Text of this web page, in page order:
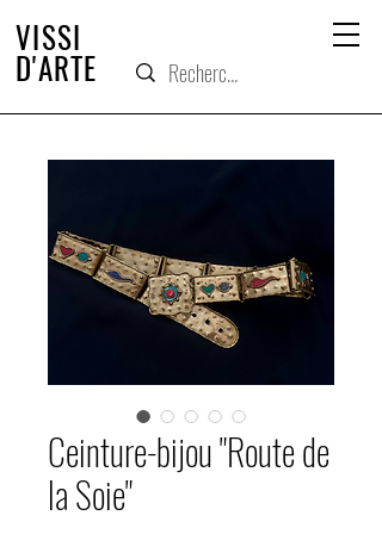
D'ARTE
VISSI
Ceinture-bijou "Route de
la Soie"